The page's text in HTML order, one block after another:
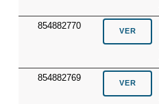
854882770
854882769